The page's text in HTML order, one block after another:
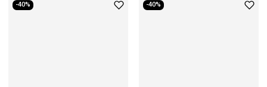
-40% -40%